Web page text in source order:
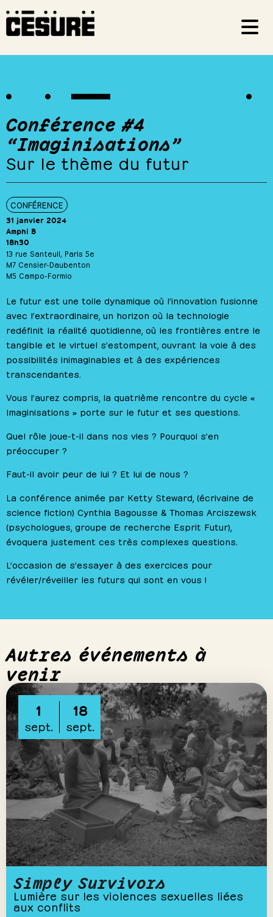
Conférence #4
“Imaginisations”
Sur le thème du futur
CONFÉRENCE
31 janvier 2024
Amphi B
18h30
13 rue Santeuil, Paris 5e
M7 Censier-Daubenton
M5 Campo-Formio
Le futur est une toile dynamique où l’innovation fusionne
avec l’extraordinaire, un horizon où la technologie
redéfinit la réalité quotidienne, où les frontières entre le
tangible et le virtuel s’estompent, ouvrant la voie à des
possibilités inimaginables et à des expériences
transcendantes.
Vous l’aurez compris, la quatrième rencontre du cycle «
Imaginisations » porte sur le futur et ses questions.
Quel rôle joue-t-il dans nos vies ? Pourquoi s’en
préoccuper ?
Faut-il avoir peur de lui ? Et lui de nous ?
La conférence animée par Ketty Steward, (écrivaine de
science fiction) Cynthia Bagousse & Thomas Arciszewsk
(psychologues, groupe de recherche Esprit Futur),
évoquera justement ces très complexes questions.
L’occasion de s’essayer à des exercices pour
révéler/réveiller les futurs qui sont en vous !
Autres événements à
venir
1
sept.
18
sept.
Simply Survivors
Lumière sur les violences sexuelles liées
aux conflits